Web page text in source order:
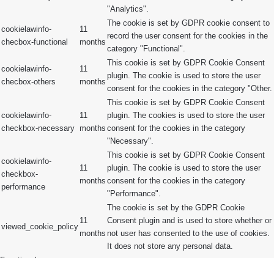
"Analytics".
cookielawinfo-
checbox-functional
11
months
The cookie is set by GDPR cookie consent to
record the user consent for the cookies in the
category "Functional".
cookielawinfo-
checbox-others
11
months
This cookie is set by GDPR Cookie Consent
plugin. The cookie is used to store the user
consent for the cookies in the category "Other.
cookielawinfo-
checkbox-necessary
11
months
This cookie is set by GDPR Cookie Consent
plugin. The cookies is used to store the user
consent for the cookies in the category
"Necessary".
cookielawinfo-
checkbox-
performance
11
months
This cookie is set by GDPR Cookie Consent
plugin. The cookie is used to store the user
consent for the cookies in the category
"Performance".
viewed_cookie_policy
11
months
The cookie is set by the GDPR Cookie
Consent plugin and is used to store whether or
not user has consented to the use of cookies.
It does not store any personal data.